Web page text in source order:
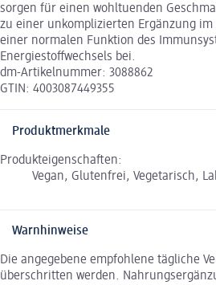
sorgen für einen wohltuenden
zu einer unkomplizierten Ergänzung
einer normalen Funktion des
Energiestoffwechsels bei.
dm-Artikelnummer: 3088862
GTIN: 4003087449355
Produktmerkmale
Produkteigenschaften:
Vegan, Glutenfrei, Vegetarisch,
Warnhinweise
Die angegebene empfohlene tägliche
überschritten werden.